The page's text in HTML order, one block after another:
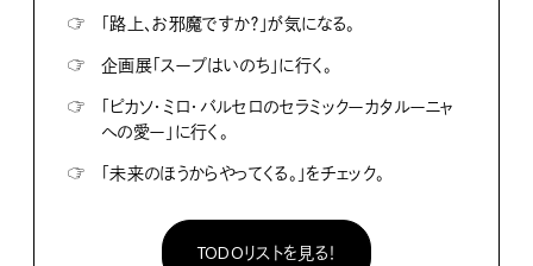
☞
「路上、お邪魔ですか？」が気になる。
☞
企画展「スープはいのち」に行く。
☞
「ピカソ・ミロ・バルセロのセラミックーカタルーニャ
への愛ー」に行く。
☞
「未来のほうからやってくる。」をチェック。
TODOリストを見る！